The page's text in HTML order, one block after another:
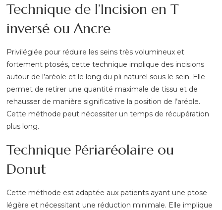
Technique de l’Incision en T
inversé ou Ancre
Privilégiée pour réduire les seins très volumineux et
fortement ptosés, cette technique implique des incisions
autour de l’aréole et le long du pli naturel sous le sein. Elle
permet de retirer une quantité maximale de tissu et de
rehausser de manière significative la position de l’aréole.
Cette méthode peut nécessiter un temps de récupération
plus long.
Technique Périaréolaire ou
Donut
Cette méthode est adaptée aux patients ayant une ptose
légère et nécessitant une réduction minimale. Elle implique